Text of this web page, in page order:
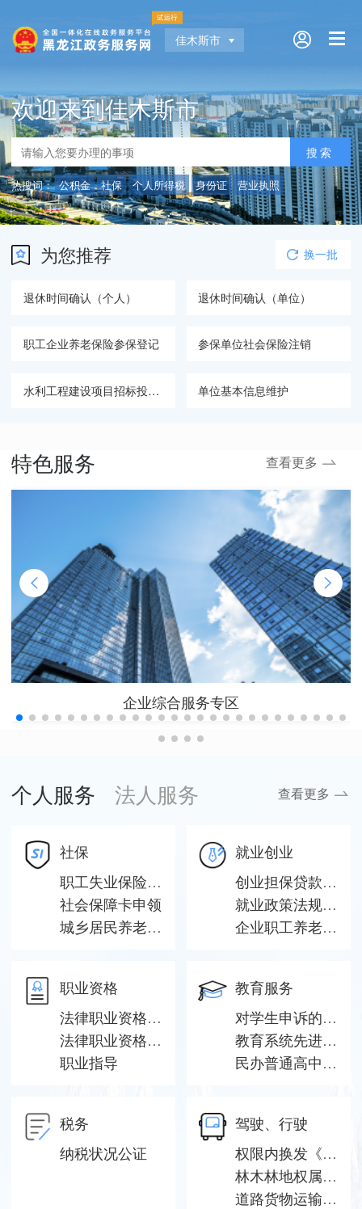
佳木斯市
欢迎来到佳木斯市
热搜词： 公积金 社保 个人所得税 身份证 营业执照
为您推荐
退休时间确认（个人） 退休时间确认（单位）
职工企业养老保险参保登记 参保单位社会保险注销
水利工程建设项目招标投标备案 单位基本信息维护
换一批
特色服务 查看更多
企业综合服务专区
个人服务 法人服务 查看更多
社保
职工失业保险参保登记
社会保障卡申领
城乡居民养老保险参保登记
就业创业
创业担保贷款申请
就业政策法规咨询
企业职工养老保险灵活就业人员参保
职业资格
法律职业资格证书申请受理、初审
法律职业资格认定
职业指导
教育服务
对学生申诉的处理
教育系统先进集体、模范教师、先进工作者
民办普通高中设立审批
税务
纳税状况公证
驾驶、行驶
权限内换发《道路运输经营许可证》（普货）
林木林地权属争议行政裁决
道路货物运输驾驶员从业资格证补发